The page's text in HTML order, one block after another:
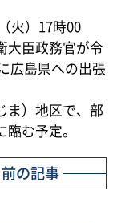
火）17時00
大臣政務官が令
広島県への出張
ま）地区で、部
む予定。
前の記事